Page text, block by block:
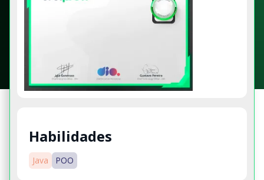
Habilidades
Java POO